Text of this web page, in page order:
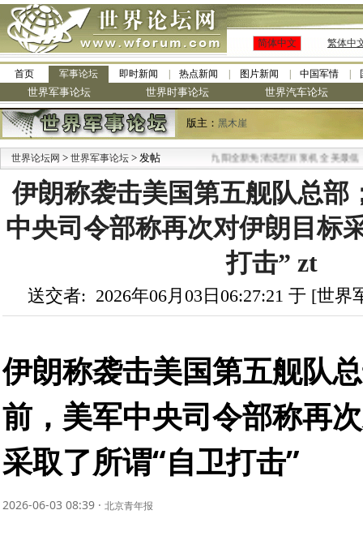
简体中文 繁体中
首页 军事论坛 即时新闻 热点新闻 图片新闻 中国军情
世界军事论坛 世界时事论坛 世界汽车论坛
版主： 黑木崖
世界论坛网 > 世界军事论坛 > 发帖 九阳全新免清洗型豆浆机 全美最低
伊朗称袭击美国第五舰队总部
中央司令部称再次对伊朗目标
打击” zt
送交者: 2026年06月03日06:27:21 于 [世
伊朗称袭击美国第五舰队
前，美军中央司令部称再
采取了所谓“自卫打击”
2026-06-03 08:39 · 北京青年报